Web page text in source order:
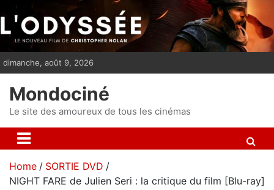
i
p
t
n
dimanche, août 9, 2026
Mondociné
Le site des amoureux de tous les cinémas
Home
SORTIE DVD
NIGHT FARE de Julien Seri : la critique du film [Blu-ray]